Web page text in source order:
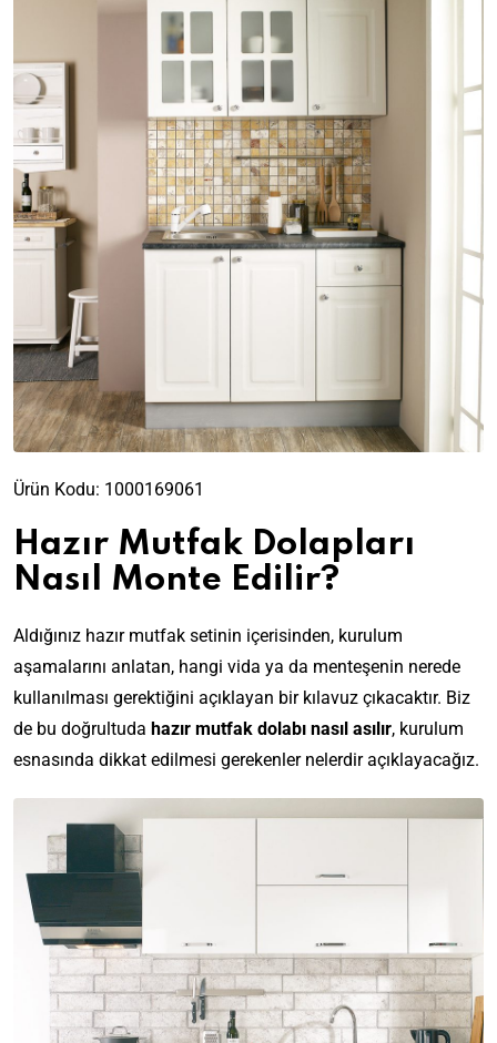
Ürün Kodu: 1000169061
Hazır Mutfak Dolapları
Nasıl Monte Edilir?
Aldığınız hazır mutfak setinin içerisinden, kurulum
aşamalarını anlatan, hangi vida ya da menteşenin nerede
kullanılması gerektiğini açıklayan bir kılavuz çıkacaktır. Biz
de bu doğrultuda hazır mutfak dolabı nasıl asılır, kurulum
esnasında dikkat edilmesi gerekenler nelerdir açıklayacağız.